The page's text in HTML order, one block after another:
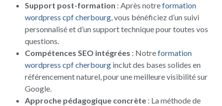
Support post-formation : Après notreformation
wordpress cpf cherbourg, vous bénéficiez d’un suivi
personnalisé et d’un support technique pour toutes vos
questions.
Compétences SEO intégrées : Notreformation
wordpress cpf cherbourg inclut des bases solides en
référencement naturel, pour une meilleure visibilité sur
Google.
Approche pédagogique concrète : La méthode de